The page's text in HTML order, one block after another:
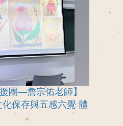
團—詹宗佑老師】
保存與五感六覺 體